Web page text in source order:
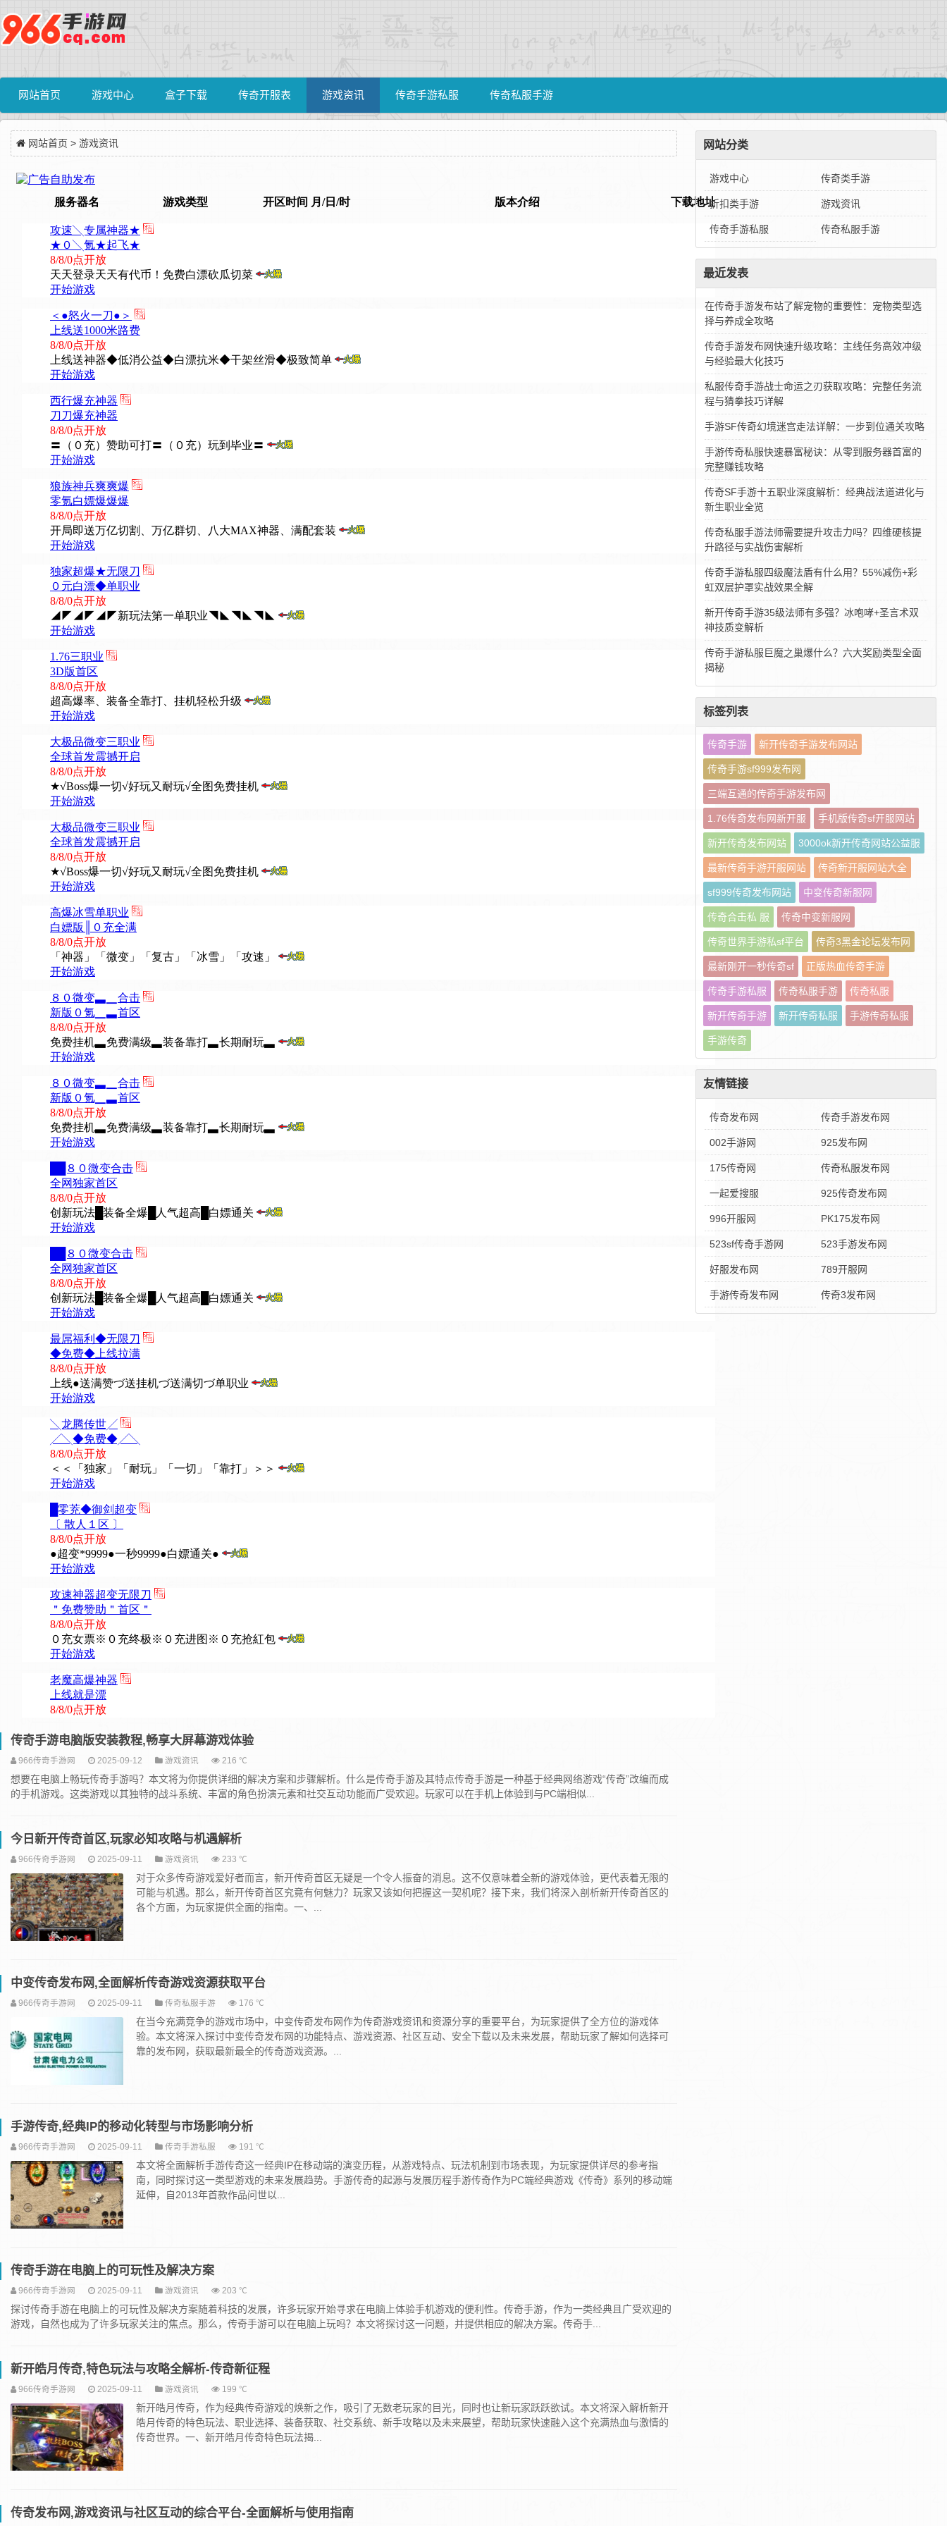
网站首页 游戏中心 盒子下载 传奇开服表 游戏资讯 传奇手游私服 传奇私服手游
网站首页 > 游戏资讯
传奇手游电脑版安装教程,畅享大屏幕游戏体验
966传奇手游网 2025-09-12 游戏资讯 216 ℃
想要在电脑上畅玩传奇手游吗？本文将为你提供详细的解决方案和步骤解析。什么是传奇手游及其特点传奇手游是一种基于经典网络游戏“传奇”改编而成
的手机游戏。这类游戏以其独特的战斗系统、丰富的角色扮演元素和社交互动功能而广受欢迎。玩家可以在手机上体验到与PC端相似...
今日新开传奇首区,玩家必知攻略与机遇解析
966传奇手游网 2025-09-11 游戏资讯 233 ℃
对于众多传奇游戏爱好者而言，新开传奇首区无疑是一个令人振奋的消息。这不仅意味着全新的游戏体验，更代表着无限的
可能与机遇。那么，新开传奇首区究竟有何魅力？玩家又该如何把握这一契机呢？接下来，我们将深入剖析新开传奇首区的
各个方面，为玩家提供全面的指南。一、...
中变传奇发布网,全面解析传奇游戏资源获取平台
966传奇手游网 2025-09-11 传奇私服手游 176 ℃
在当今充满竞争的游戏市场中，中变传奇发布网作为传奇游戏资讯和资源分享的重要平台，为玩家提供了全方位的游戏体
验。本文将深入探讨中变传奇发布网的功能特点、游戏资源、社区互动、安全下载以及未来发展，帮助玩家了解如何选择可
靠的发布网，获取最新最全的传奇游戏资源。...
手游传奇,经典IP的移动化转型与市场影响分析
966传奇手游网 2025-09-11 传奇手游私服 191 ℃
本文将全面解析手游传奇这一经典IP在移动端的演变历程，从游戏特点、玩法机制到市场表现，为玩家提供详尽的参考指
南，同时探讨这一类型游戏的未来发展趋势。手游传奇的起源与发展历程手游传奇作为PC端经典游戏《传奇》系列的移动端
延伸，自2013年首款作品问世以...
传奇手游在电脑上的可玩性及解决方案
966传奇手游网 2025-09-11 游戏资讯 203 ℃
探讨传奇手游在电脑上的可玩性及解决方案随着科技的发展，许多玩家开始寻求在电脑上体验手机游戏的便利性。传奇手游，作为一类经典且广受欢迎的
游戏，自然也成为了许多玩家关注的焦点。那么，传奇手游可以在电脑上玩吗？本文将探讨这一问题，并提供相应的解决方案。传奇手...
新开皓月传奇,特色玩法与攻略全解析-传奇新征程
966传奇手游网 2025-09-11 游戏资讯 199 ℃
新开皓月传奇，作为经典传奇游戏的焕新之作，吸引了无数老玩家的目光，同时也让新玩家跃跃欲试。本文将深入解析新开
皓月传奇的特色玩法、职业选择、装备获取、社交系统、新手攻略以及未来展望，帮助玩家快速融入这个充满热血与激情的
传奇世界。一、新开皓月传奇特色玩法揭...
传奇发布网,游戏资讯与社区互动的综合平台-全面解析与使用指南
网站分类
游戏中心 传奇类手游
折扣类手游 游戏资讯
传奇手游私服 传奇私服手游
最近发表
在传奇手游发布站了解宠物的重要性：宠物类型选
择与养成全攻略
传奇手游发布网快速升级攻略：主线任务高效冲级
与经验最大化技巧
私服传奇手游战士命运之刃获取攻略：完整任务流
程与猜拳技巧详解
手游SF传奇幻境迷宫走法详解：一步到位通关攻略
手游传奇私服快速暴富秘诀：从零到服务器首富的
完整赚钱攻略
传奇SF手游十五职业深度解析：经典战法道进化与
新生职业全览
传奇私服手游法师需要提升攻击力吗？四维硬核提
升路径与实战伤害解析
传奇手游私服四级魔法盾有什么用？55%减伤+彩
虹双层护罩实战效果全解
新开传奇手游35级法师有多强？冰咆哮+圣言术双
神技质变解析
传奇手游私服巨魔之巢爆什么？六大奖励类型全面
揭秘
标签列表
传奇手游 新开传奇手游发布网站
传奇手游sf999发布网
三端互通的传奇手游发布网
1.76传奇发布网新开服 手机版传奇sf开服网站
新开传奇发布网站 3000ok新开传奇网站公益服
最新传奇手游开服网站 传奇新开服网站大全
sf999传奇发布网站 中变传奇新服网
传奇合击私 服 传奇中变新服网
传奇世界手游私sf平台 传奇3黑金论坛发布网
最新刚开一秒传奇sf 正版热血传奇手游
传奇手游私服 传奇私服手游 传奇私服
新开传奇手游 新开传奇私服 手游传奇私服
手游传奇
友情链接
传奇发布网 传奇手游发布网
002手游网 925发布网
175传奇网 传奇私服发布网
一起爱搜服 925传奇发布网
996开服网 PK175发布网
523sf传奇手游网 523手游发布网
好服发布网 789开服网
手游传奇发布网 传奇3发布网